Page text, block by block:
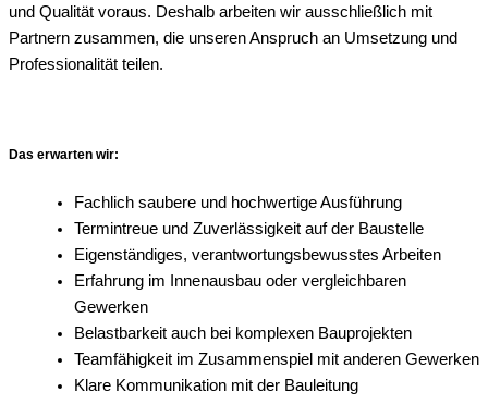
und Qualität voraus. Deshalb arbeiten wir ausschließlich mit
Partnern zusammen, die unseren Anspruch an Umsetzung und
Professionalität teilen.
Das erwarten wir:
Fachlich saubere und hochwertige Ausführung
Termintreue und Zuverlässigkeit auf der Baustelle
Eigenständiges, verantwortungsbewusstes Arbeiten
Erfahrung im Innenausbau oder vergleichbaren
Gewerken
Belastbarkeit auch bei komplexen Bauprojekten
Teamfähigkeit im Zusammenspiel mit anderen Gewerken
Klare Kommunikation mit der Bauleitung